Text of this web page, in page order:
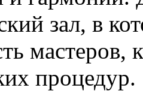
зал, в
мастеров,
процедур.